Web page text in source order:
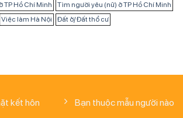
TP Hồ Chí Minh
Tìm người yêu (nữ) ở TP Hồ Chí Minh
Việc làm Hà Nội Đất ở/ Đất thổ cư
kết hôn Bạn thuộc mẫu người nào